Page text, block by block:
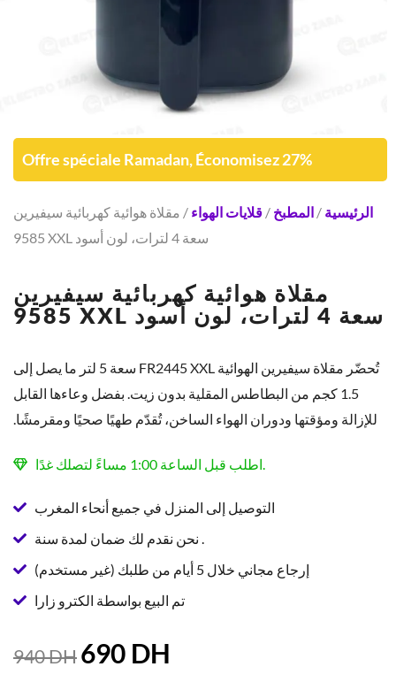
Offre spéciale Ramadan, Économisez 27%
الرئيسية / المطبخ / قلايات الهواء / مقلاة هوائية كهربائية سيفيرين
9585 XXL سعة 4 لترات، لون أسود
مقلاة هوائية كهربائية سيفيرين
9585 XXL سعة 4 لترات، لون أسود
تُحضّر مقلاة سيفيرين الهوائية FR2445 XXL سعة 5 لتر ما يصل إلى
1.5 كجم من البطاطس المقلية بدون زيت. بفضل وعاءها القابل
للإزالة ومؤقتها ودوران الهواء الساخن، تُقدّم طهيًا صحيًا ومقرمشًا.
اطلب قبل الساعة 1:00 مساءً لتصلك غدًا.
التوصيل إلى المنزل في جميع أنحاء المغرب
نحن نقدم لك ضمان لمدة سنة .
إرجاع مجاني خلال 5 أيام من طلبك (غير مستخدم)
تم البيع بواسطة الكترو زارا
940DH
السعر
الأصلي
690 DH